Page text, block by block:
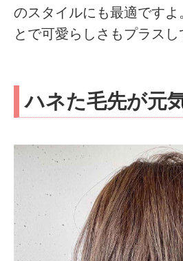
のスタイルにも最適ですよ
とで可愛らしさもプラスし
ハネた毛先が元